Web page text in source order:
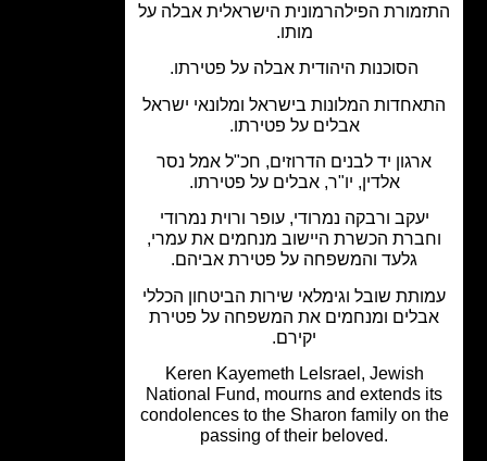
הפילהרמונית הישראלית אבלה על
הסוכנות היהודית אבלה על פטירתו.
המלונות בישראל ומלונאי ישראל
אבלים על פטירתו.
יד לבנים הדרוזים, חכ"ל אמל נסר
אלדין, יו"ר, אבלים על פטירתו.
יעקב ורבקה נמרודי, עופר ורוית נמרודי
הכשרת היישוב מנחמים את עמרי,
גלעד והמשפחה על פטירת אביהם.
שובל וגימלאי שירות הביטחון הכללי
ומנחמים את המשפחה על פטירת
Keren Kayemeth LeIsrael, Jewish
National Fund, mourns and extends
condolences to the Sharon family on
passing of their beloved.